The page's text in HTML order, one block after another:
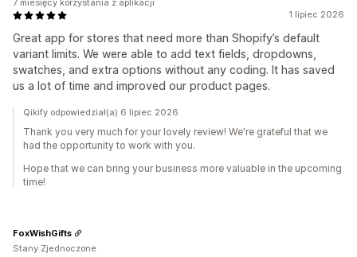
1 lipiec 2026
Great app for stores that need more than Shopify’s default
variant limits. We were able to add text fields, dropdowns,
swatches, and extra options without any coding. It has saved
us a lot of time and improved our product pages.
7 miesięcy korzystania z aplikacji
Qikify odpowiedział(a) 6 lipiec 2026
Thank you very much for your lovely review! We're grateful that we
had the opportunity to work with you.
Hope that we can bring your business more valuable in the upcoming
time!
FoxWishGifts
Stany Zjednoczone